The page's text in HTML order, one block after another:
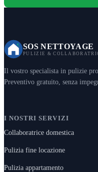
SOS NETTOYAGE
PULIZIE &
Il vostro specialista in pulizie
Preventivo gratuito, senza
I NOSTRI SERVIZI
Collaboratrice domestica
Pulizia fine locazione
Pulizia appartamento